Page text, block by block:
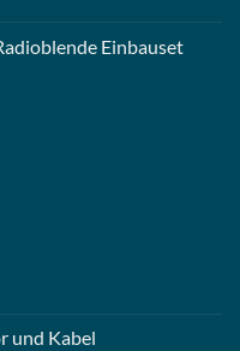
Einbauset
und Kabel